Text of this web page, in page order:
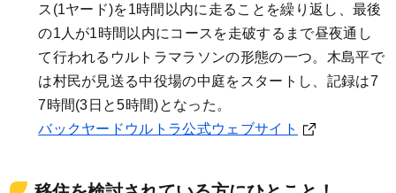
ス(1ヤード)を1時間以内に走ることを繰り返し、最後
の1人が1時間以内にコースを走破するまで昼夜通し
て行われるウルトラマラソンの形態の一つ。木島平で
は村民が見送る中役場の中庭をスタートし、記録は7
7時間(3日と5時間)となった。
バックヤードウルトラ公式ウェブサイト